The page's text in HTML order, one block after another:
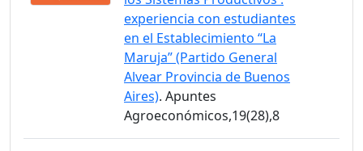
experiencia con estudiantes
en el Establecimiento “La
Maruja” (Partido General
Alvear Provincia de Buenos
Aires). Apuntes
Agroeconómicos,19(28),8